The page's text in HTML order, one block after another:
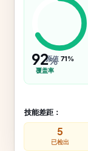
92%
覆盖率
原值 71%
技能差距：
5
已检出